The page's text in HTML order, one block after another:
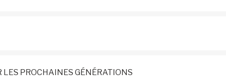
POUR LES PROCHAINES GÉNÉRATIONS